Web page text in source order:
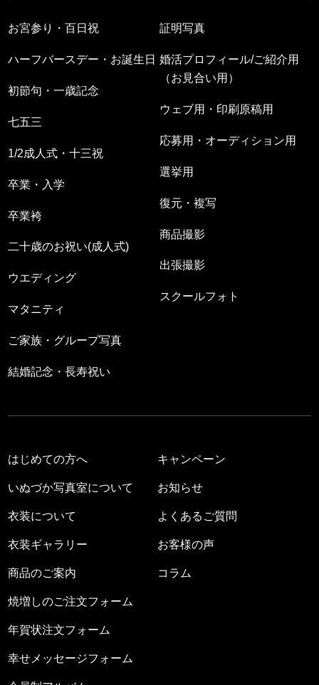
お宮参り・百日祝
ハーフバースデー・お誕生日
初節句・一歳記念
七五三
1/2成人式・十三祝
卒業・入学
卒業袴
二十歳のお祝い(成人式)
ウエディング
マタニティ
ご家族・グループ写真
結婚記念・長寿祝い
証明写真
婚活プロフィール/ご紹介用
（お見合い用）
ウェブ用・印刷原稿用
応募用・オーディション用
選挙用
復元・複写
商品撮影
出張撮影
スクールフォト
はじめての方へ
いぬづか写真室について
衣装について
衣装ギャラリー
商品のご案内
焼増しのご注文フォーム
年賀状注文フォーム
幸せメッセージフォーム
キャンペーン
お知らせ
よくあるご質問
お客様の声
コラム